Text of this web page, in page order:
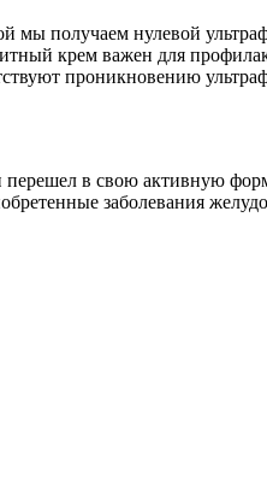
мы получаем нулевой
крем важен для
проникновению
перешел в свою активную
заболевания